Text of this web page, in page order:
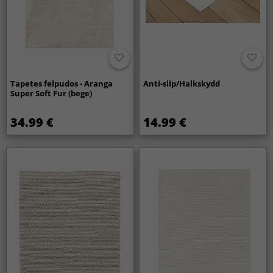
Tapetes felpudos - Aranga
Super Soft Fur (bege)
34.99 €
Anti-slip/Halkskydd
14.99 €